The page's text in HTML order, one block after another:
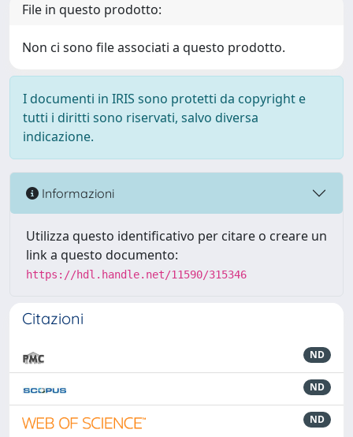
File in questo prodotto:
Non ci sono file associati a questo prodotto.
I documenti in IRIS sono protetti da copyright e
tutti i diritti sono riservati, salvo diversa
indicazione.
Informazioni
Utilizza questo identificativo per citare o creare un
link a questo documento:
https://hdl.handle.net/11590/315346
Citazioni
ND
ND
ND